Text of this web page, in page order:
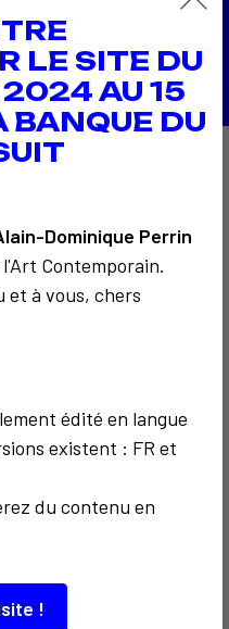
LE SITE DU
AU 15
DU
Dominique Perrin
Contemporain.
et à vous, chers
édité en langue
existent : FR et
du contenu en
!
liste
1975
J'expose
Madame Soleil